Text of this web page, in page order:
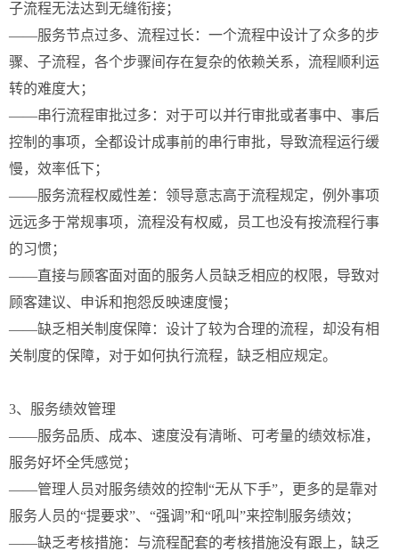
子流程无法达到无缝衔接；
——服务节点过多、流程过长：一个流程中设计了众多的步
骤、子流程，各个步骤间存在复杂的依赖关系，流程顺利运
转的难度大；
——串行流程审批过多：对于可以并行审批或者事中、事后
控制的事项，全都设计成事前的串行审批，导致流程运行缓
慢，效率低下；
——服务流程权威性差：领导意志高于流程规定，例外事项
远远多于常规事项，流程没有权威，员工也没有按流程行事
的习惯；
——直接与顾客面对面的服务人员缺乏相应的权限，导致对
顾客建议、申诉和抱怨反映速度慢；
——缺乏相关制度保障：设计了较为合理的流程，却没有相
关制度的保障，对于如何执行流程，缺乏相应规定。
3、服务绩效管理
——服务品质、成本、速度没有清晰、可考量的绩效标准，
服务好坏全凭感觉；
——管理人员对服务绩效的控制“无从下手”，更多的是靠对
服务人员的“提要求”、“强调”和“吼叫”来控制服务绩效；
——缺乏考核措施：与流程配套的考核措施没有跟上，缺乏